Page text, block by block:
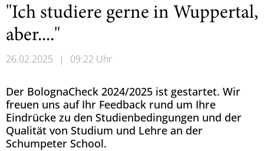
"Ich studiere gerne in Wuppertal,
aber...."
26.02.2025 | 09:22 Uhr
Der BolognaCheck 2024/2025 ist gestartet. Wir
freuen uns auf Ihr Feedback rund um Ihre
Eindrücke zu den Studienbedingungen und der
Qualität von Studium und Lehre an der
Schumpeter School.